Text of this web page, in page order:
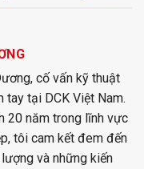
cố vấn kỹ thuật
tay tại DCK Việt Nam.
20 năm trong lĩnh vực
tôi cam kết đem đến
và những kiến